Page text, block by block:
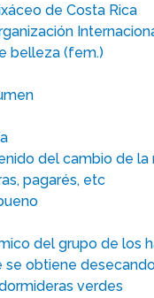
de Costa Rica
belleza (fem.)
del cambio de la
pagarés, etc
del grupo de los
se obtiene
verdes